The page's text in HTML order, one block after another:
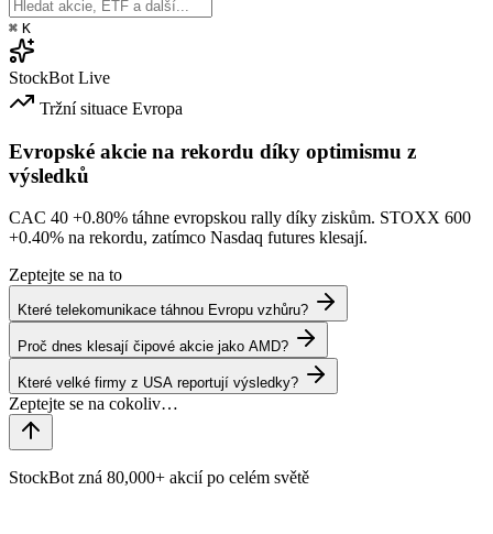
⌘ K
StockBot Live
Tržní situace Evropa
Evropské akcie na rekordu díky optimismu z
výsledků
CAC 40 +0.80% táhne evropskou rally díky ziskům. STOXX 600
+0.40% na rekordu, zatímco Nasdaq futures klesají.
Zeptejte se na to
Které telekomunikace táhnou Evropu vzhůru?
Proč dnes klesají čipové akcie jako AMD?
Které velké firmy z USA reportují výsledky?
StockBot zná 80,000+ akcií po celém světě